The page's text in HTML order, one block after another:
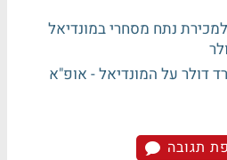
נתח מסחרי במונדיאל
4.2 מיליארד דולר על המונדיאל - אופ"א
תגובה